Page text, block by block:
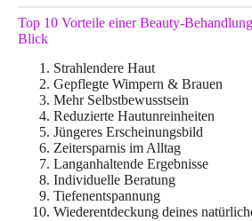
Top 10 Vorteile einer Beauty-
Blick
Strahlendere Haut
Gepflegte Wimpern & Brauen
Mehr Selbstbewusstsein
Reduzierte Hautunreinheiten
Jüngeres Erscheinungsbild
Zeitersparnis im Alltag
Langanhaltende Ergebnisse
Individuelle Beratung
Tiefenentspannung
Wiederentdeckung deines